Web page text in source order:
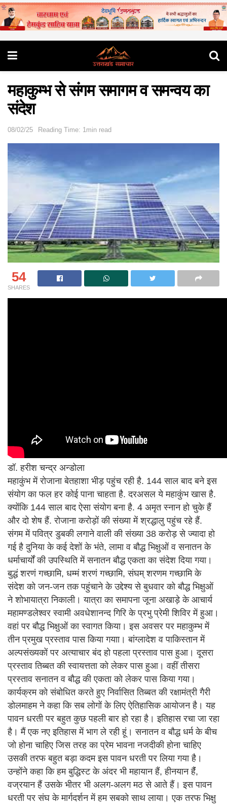
महाकुम्भ से संगम समागम व समन्वय का
संदेश
08/02/25 Reading Time: 1min read
54
SHARES
डॉ. हरीश चन्द्र अन्डोला
महाकुंभ में रोजाना बेतहाशा भीड़ पहुंच रही है. 144 साल बाद बने इस
संयोग का फल हर कोई पाना चाहता है. दरअसल ये महाकुंभ खास है.
क्योंकि 144 साल बाद ऐसा संयोग बना है. 4 अमृत स्नान हो चुके हैं
और दो शेष हैं. रोजाना करोड़ों की संख्या में श्रद्धालु पहुंच रहे हैं.
संगम में पवित्र डुबकी लगाने वाली की संख्या 38 करोड़ से ज्यादा हो
गई है दुनिया के कई देशों के भंते, लामा व बौद्ध भिक्षुओं व सनातन के
धर्माचार्यों की उपस्थिति में सनातन बौद्ध एकता का संदेश दिया गया।
बुद्धं शरणं गच्छामि, धम्मं शरणं गच्छामि, संघम् शरणम गच्छामि के
संदेश को जन-जन तक पहुंचाने के उद्देश्य से बुधवार को बौद्ध भिक्षुओं
ने शोभायात्रा निकाली। यात्रा का समापना जूना अखाड़े के आचार्य
महामण्डलेश्वर स्वामी अवधेशानन्द गिरि के प्रभु प्रेमी शिविर में हुआ।
वहां पर बौद्ध भिक्षुओं का स्वागत किया। इस अवसर पर महाकुम्भ में
तीन प्रमुख प्रस्ताव पास किया गयाा। बांग्लादेश व पाकिस्तान में
अल्पसंख्यकों पर अत्याचार बंद हो पहला प्रस्ताव पास हुआ। दूसरा
प्रस्ताव तिब्बत की स्वायत्तता को लेकर पास हुआ। वहीं तीसरा
प्रस्ताव सनातन व बौद्ध की एकता को लेकर पास किया गया।
कार्यक्रम को संबोधित करते हुए निर्वासित तिब्बत की रक्षामंत्री गैरी
डोलमाहम ने कहा कि सब लोगों के लिए ऐतिहासिक आयोजन है। यह
पावन धरती पर बहुत कुछ पहली बार हो रहा है। इतिहास रचा जा रहा
है। मैं एक नए इतिहास में भाग ले रही हूं। सनातन व बौद्ध धर्म के बीच
जो होना चाहिए जिस तरह का प्रेम भावना नजदीकी होना चाहिए
उसकी तरफ बहुत बड़ा कदम इस पावन धरती पर लिया गया है।
उन्होंने कहा कि हम बुद्धिस्ट के अंदर भी महायान हैं, हीनयान हैंं,
वज्रयान हैं उसके भीतर भी अलग-अलग मठ से आते हैं। इस पावन
धरती पर संघ के मार्गदर्शन में हम सबको साथ लाया। एक तरफ भिक्षु